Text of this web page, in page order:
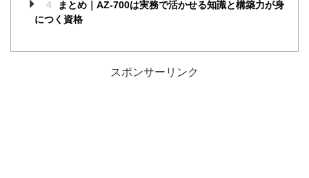
4
まとめ｜AZ‑700は実務で活かせる知識と構築力が身
につく資格
スポンサーリンク